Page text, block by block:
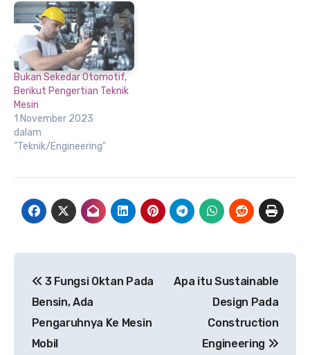
Bukan Sekedar Otomotif,
Berikut Pengertian Teknik
Mesin
1 November 2023
dalam
"Teknik/Engineering"
pos
3 Fungsi Oktan Pada
Bensin, Ada
Pengaruhnya Ke Mesin
Mobil
Apa itu Sustainable
Design Pada
Construction
Engineering